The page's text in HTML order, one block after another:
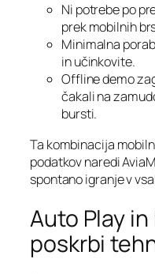
Ni potrebe po
prek mobilnih
Minimalna
in učinkovite.
Offline demo
čakali na
bursti.
Ta kombinacija
podatkov naredi
spontano igranje v
Auto Play
poskrbi